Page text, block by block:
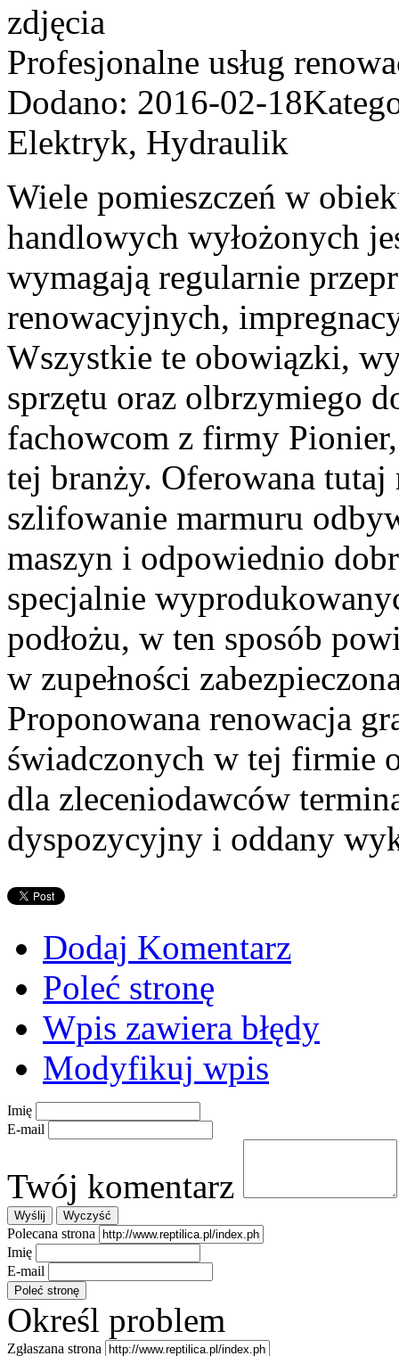
Profesjonalne usług
Dodano: 2016-02-18
Elektryk, Hydraulik
Wiele pomieszczeń w
handlowych wyłożonych
wymagają regularnie
renowacyjnych,
Wszystkie te obowiązki,
sprzętu oraz olbrzymiego
fachowcom z firmy
tej branży. Oferowana
szlifowanie marmuru
maszyn i odpowiednio
specjalnie
podłożu, w ten sposób
w zupełności
Proponowana renowacja
świadczonych w tej firmie
dla zleceniodawców
dyspozycyjny i oddany
Dodaj Komentarz
Poleć stronę
Wpis zawiera błędy
Modyfikuj wpis
Imię
E-mail
Twój komentarz
Polecana strona
Imię
E-mail
Określ problem
Zgłaszana strona